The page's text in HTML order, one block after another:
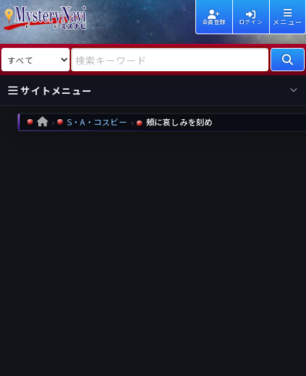
会員登録 ログイン メニュー
検索対象 検索キーワード
サイトメニュー
国内
海外
新着
HOME S・A・コスビー 頰に哀しみを刻め